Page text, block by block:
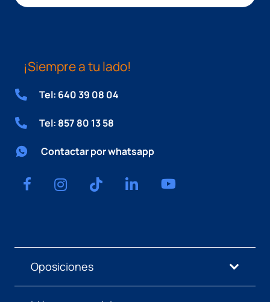
¡Siempre a tu lado!
Tel: 640 39 08 04
Tel: 857 80 13 58
Contactar por whatsapp
Oposiciones